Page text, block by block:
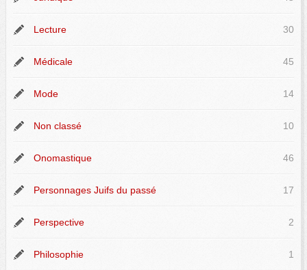
Lecture 30
Médicale 45
Mode 14
Non classé 10
Onomastique 46
Personnages Juifs du passé 17
Perspective 2
Philosophie 1